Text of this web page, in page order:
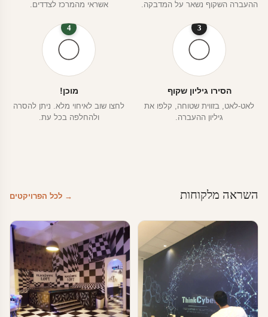
ההעברה השקוף נשאר על המדבקה.
אשראי מהמרכז לצדדים.
3
הסירו גיליון שקוף
לאט-לאט, בזווית שטוחה, קלפו את
גיליון ההעברה.
4
מוכן!
לחצו שוב לאיחוי מלא. ניתן להסרה
ולהחלפה בכל עת.
השראה מלקוחות → לכל הפרויקטים